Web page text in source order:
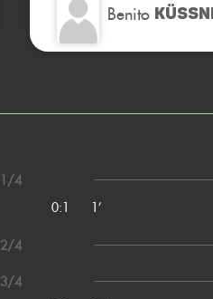
Benito
1/4
0:1
1’
2/4
3/4